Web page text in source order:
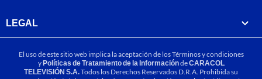
LEGAL
El uso de este sitio web implica la aceptación de losTérminos y condiciones
yPolíticas de Tratamiento de la InformacióndeCARACOL
TELEVISIÓN S.A.Todos los Derechos Reservados D.R.A. Prohibida su